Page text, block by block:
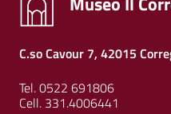
C.so Cavour 7, 42015
Tel. 0522 691806
Cell. 331.4006441